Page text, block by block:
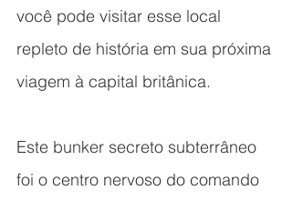
você pode visitar esse local
repleto de história em sua próxima
viagem à capital britânica.
Este bunker secreto subterrâneo
foi o centro nervoso do comando